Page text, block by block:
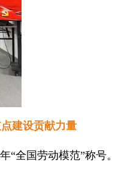
建设贡献力量
“全国劳动模范”称号。